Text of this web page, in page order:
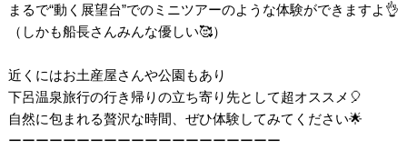
まるで“動く展望台”でのミニツアーのような体験ができますよ👌
（しかも船長さんみんな優しい🥰）
近くにはお土産屋さんや公園もあり
下呂温泉旅行の行き帰りの立ち寄り先として超オススメ🎈
自然に包まれる贅沢な時間、ぜひ体験してみてください🌟
ーーーーーーーーーーーーーーーーーーーー